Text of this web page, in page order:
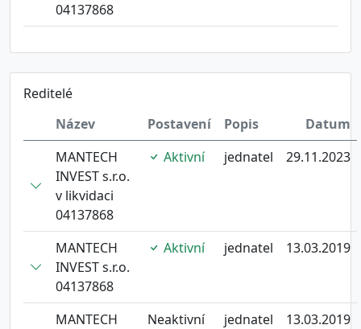
04137868
Reditelé
Název
Postavení Popis
Datum
MANTECH
INVEST s.r.o.
v likvidaci
04137868
Aktivní jednatel 29.11.2023
MANTECH
INVEST s.r.o.
04137868
Aktivní jednatel 13.03.2019
MANTECH
Neaktivní jednatel 13.03.2019